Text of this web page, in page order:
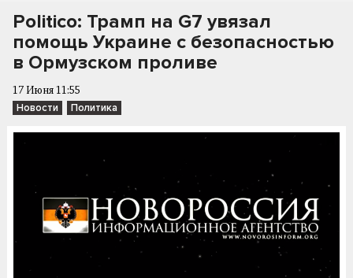
Politico: Трамп на G7 увязал
помощь Украине с безопасностью
в Ормузском проливе
17 Июня 11:55
Новости Политика